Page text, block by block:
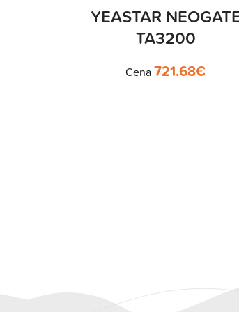
YEASTAR
TA3200
Cena721.68€